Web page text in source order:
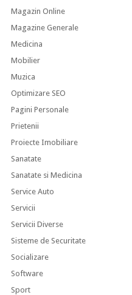
Magazin Online
Magazine Generale
Medicina
Mobilier
Muzica
Optimizare SEO
Pagini Personale
Prietenii
Proiecte Imobiliare
Sanatate
Sanatate si Medicina
Service Auto
Servicii
Servicii Diverse
Sisteme de Securitate
Socializare
Software
Sport